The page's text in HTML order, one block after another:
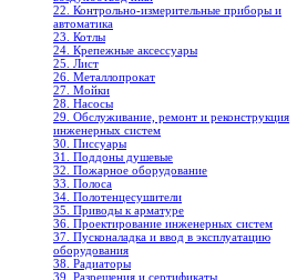
22. Контрольно-измерительные приборы и
автоматика
23. Котлы
24. Крепежные аксессуары
25. Лист
26. Металлопрокат
27. Мойки
28. Насосы
29. Обслуживание, ремонт и реконструкция
инженерных систем
30. Писсуары
31. Поддоны душевые
32. Пожарное оборудование
33. Полоса
34. Полотенцесушители
35. Приводы к арматуре
36. Проектирование инженерных систем
37. Пусконаладка и ввод в эксплуатацию
оборудования
38. Радиаторы
39. Разрешения и сертификаты